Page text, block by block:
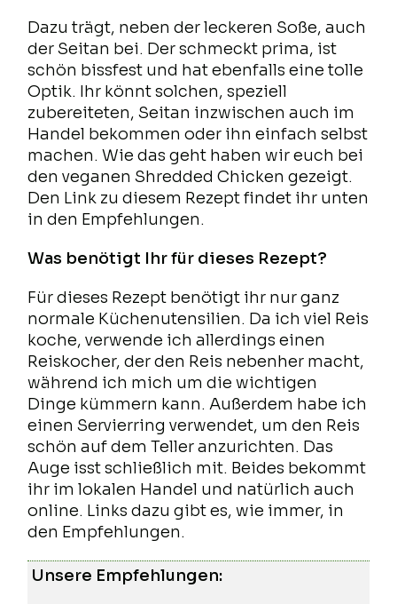
Dazu trägt, neben der leckeren Soße, auch
der Seitan bei. Der schmeckt prima, ist
schön bissfest und hat ebenfalls eine tolle
Optik. Ihr könnt solchen, speziell
zubereiteten, Seitan inzwischen auch im
Handel bekommen oder ihn einfach selbst
machen. Wie das geht haben wir euch bei
den veganen Shredded Chicken gezeigt.
Den Link zu diesem Rezept findet ihr unten
in den Empfehlungen.
Was benötigt Ihr für dieses Rezept?
Für dieses Rezept benötigt ihr nur ganz
normale Küchenutensilien. Da ich viel Reis
koche, verwende ich allerdings einen
Reiskocher, der den Reis nebenher macht,
während ich mich um die wichtigen
Dinge kümmern kann. Außerdem habe ich
einen Servierring verwendet, um den Reis
schön auf dem Teller anzurichten. Das
Auge isst schließlich mit. Beides bekommt
ihr im lokalen Handel und natürlich auch
online. Links dazu gibt es, wie immer, in
den Empfehlungen.
Unsere Empfehlungen: